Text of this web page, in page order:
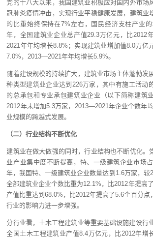
党的十八大以来，我国建筑业积极应对国内外市场
冠肺炎疫情冲击，实现行业平稳健康发展，建筑业
的比重始终保持在7%左右，国民经济支柱产业
年，全国建筑业企业总产值29.3万亿元，比2012
2021年年均增长8.8%；实现建筑业增加值8.0万亿
7.0%，2013—2021年年均增长5.9%。
随着建设规模的持续扩大，建筑业市场主体蓬勃发
种类型建筑业企业达到226万家，其中有施工活动
的总承包和专业承包建筑业企业（以下简称建筑
2012年末增加5.3万家，2013—2021年企业个数年
业规模的跨越式发展。
（二）行业结构不断优化
建筑业在做大做强的同时，行业结构也不断优化。
业产业集中度不断提高，特、一级建筑企业市场
年，我国特、一级建筑业企业数量达到1.6万家，较
全部建筑业企业个数比重为12.1%，比2012年提高
产值比重达到68.0%，比2012年提高了5.6个百分点
行业的影响力进一步增强。
分行业看，土木工程建筑业等重要基础设施建设行
全国土木工程建筑业产值8.4万亿元，比2012年增